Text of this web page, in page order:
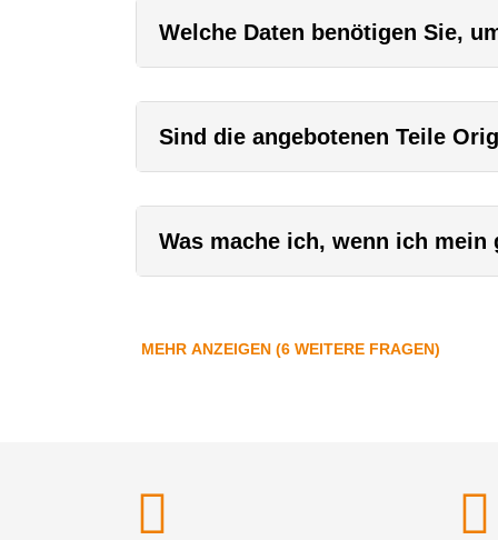
Welche Daten benötigen Sie,
Sind die angebotenen Teile
Was mache ich, wenn ich
MEHR ANZEIGEN (6 WEITERE FRAGEN)